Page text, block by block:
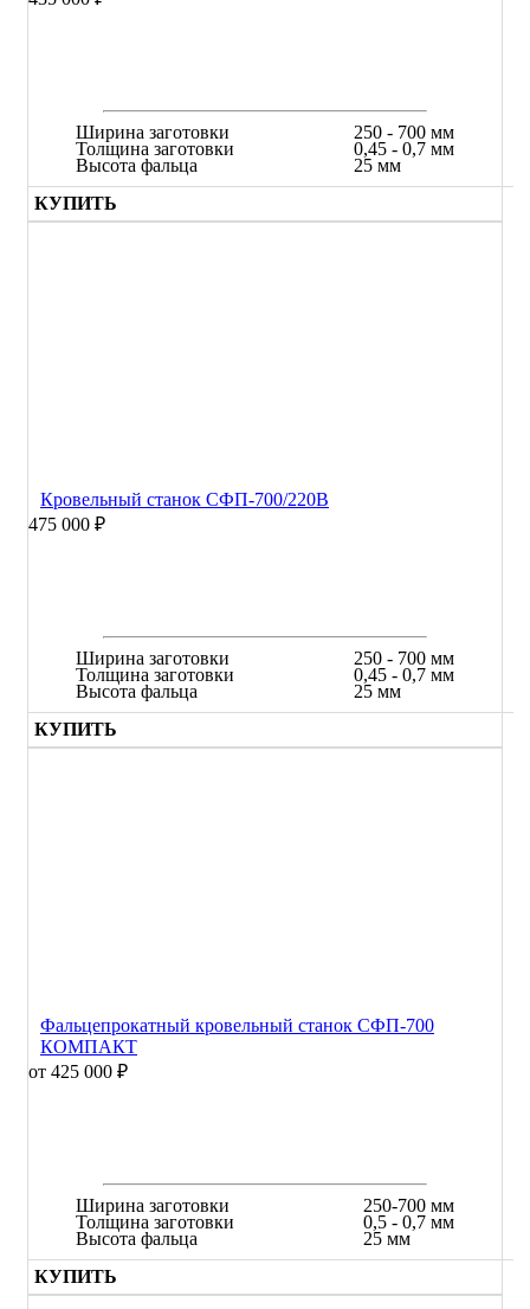
Ширина заготовки
Толщина заготовки
Высота фальца
250 - 700 мм
0,45 - 0,7 мм
25 мм
КУПИТЬ
Кровельный станок СФП-700/220В
475 000 ₽
Ширина заготовки
Толщина заготовки
Высота фальца
250 - 700 мм
0,45 - 0,7 мм
25 мм
КУПИТЬ
Фальцепрокатный кровельный станок СФП-700
КОМПАКТ
от 425 000 ₽
Ширина заготовки
Толщина заготовки
Высота фальца
250-700 мм
0,5 - 0,7 мм
25 мм
КУПИТЬ